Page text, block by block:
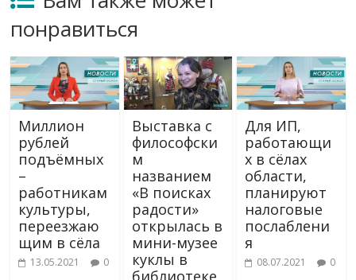
понравиться
Миллион
рублей
подъёмных
–
работникам
культуры,
переезжаю
щим в сёла
13.05.2021
0
Выставка с
философски
м
названием
«В поисках
радости»
открылась в
мини-музее
куклы в
библиотеке
Для ИП,
работающи
х в сёлах
области,
планируют
налоговые
послаблени
я
08.07.2021
0